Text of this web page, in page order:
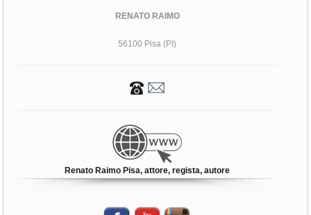
RENATO RAIMO
56100 Pisa (PI)
Renato Raimo Pisa, attore, regista, autore